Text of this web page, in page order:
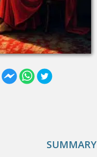
SUMMARY